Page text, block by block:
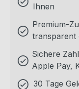
Ihnen
Premium-
transparent
Sichere
Apple Pay,
30 Tage